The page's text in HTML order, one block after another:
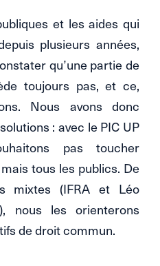
et les aides qui
plusieurs années,
qu’une partie de
toujours pas, et ce,
Nous avons donc
: avec le PIC UP
pas toucher
tous les publics. De
mixtes (IFRA et Léo
nous les orienterons
de droit commun.